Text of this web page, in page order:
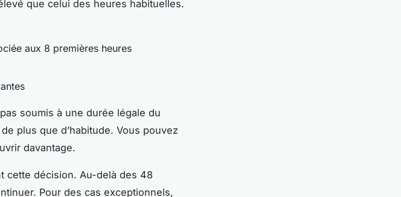
que celui des heures habituelles.
aux 8 premières heures
soumis à une durée légale du
plus que d’habitude. Vous pouvez
davantage.
cette décision. Au-delà des 48
Pour des cas exceptionnels,